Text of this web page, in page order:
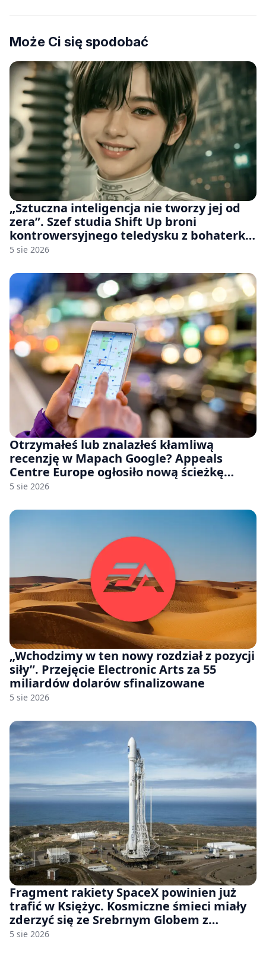
Może Ci się spodobać
„Sztuczna inteligencja nie tworzy jej od
zera”. Szef studia Shift Up broni
kontrowersyjnego teledysku z bohaterką
Stellar Blade: Blood Rain
5 sie 2026
Otrzymałeś lub znalazłeś kłamliwą
recenzję w Mapach Google? Appeals
Centre Europe ogłosiło nową ścieżkę
odwoławczą dla firm i konsumentów
5 sie 2026
„Wchodzimy w ten nowy rozdział z pozycji
siły”. Przejęcie Electronic Arts za 55
miliardów dolarów sfinalizowane
5 sie 2026
Fragment rakiety SpaceX powinien już
trafić w Księżyc. Kosmiczne śmieci miały
zderzyć się ze Srebrnym Globem z
prędkością 8690 km/h
5 sie 2026